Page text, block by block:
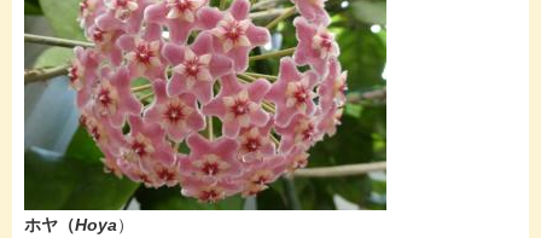
ホヤ​（Hoya）